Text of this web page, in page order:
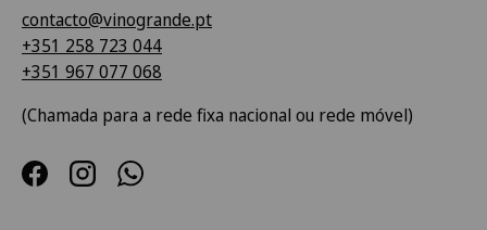
contacto@vinogrande.pt
+351 258 723 044
+351 967 077 068
(Chamada para a rede fixa nacional ou rede móvel)
FacebookInstagramWhatsApp